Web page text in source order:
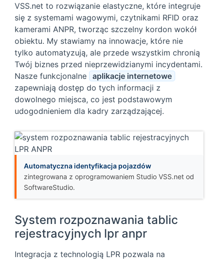
VSS.net to rozwiązanie elastyczne, które integruje
się z systemami wagowymi, czytnikami RFID oraz
kamerami ANPR, tworząc szczelny kordon wokół
obiektu. My stawiamy na innowacje, które nie
tylko automatyzują, ale przede wszystkim chronią
Twój biznes przed nieprzewidzianymi incydentami.
Nasze funkcjonalne aplikacje internetowe
zapewniają dostęp do tych informacji z
dowolnego miejsca, co jest podstawowym
udogodnieniem dla kadry zarządzającej.
Automatyczna identyfikacja pojazdów
zintegrowana z oprogramowaniem Studio VSS.net od
SoftwareStudio.
System rozpoznawania tablic
rejestracyjnych lpr anpr
Integracja z technologią LPR pozwala na